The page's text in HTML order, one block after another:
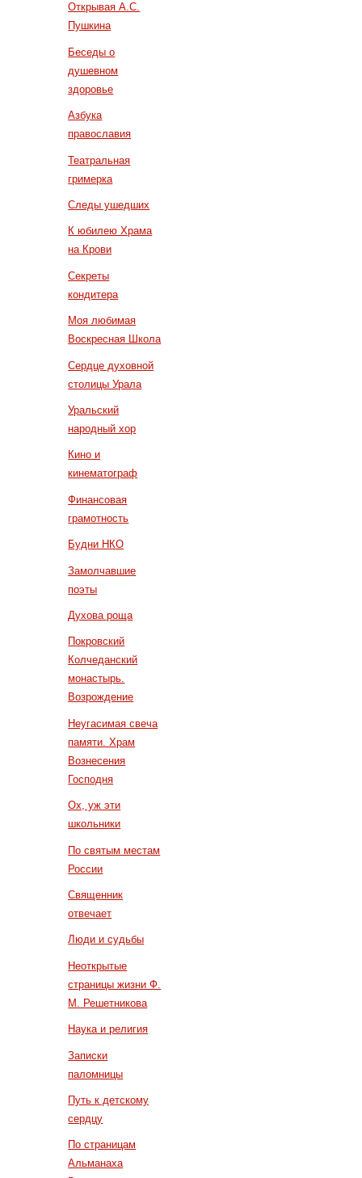
Открывая А.С.
Пушкина
Беседы о
душевном
здоровье
Азбука
православия
Театральная
гримерка
Следы ушедших
К юбилею Храма
на Крови
Секреты
кондитера
Моя любимая
Воскресная Школа
Сердце духовной
столицы Урала
Уральский
народный хор
Кино и
кинематограф
Финансовая
грамотность
Будни НКО
Замолчавшие
поэты
Духова роща
Покровский
Колчеданский
монастырь.
Возрождение
Неугасимая свеча
памяти. Храм
Вознесения
Господня
Ох, уж эти
школьники
По святым местам
России
Священник
отвечает
Люди и судьбы
Неоткрытые
страницы жизни Ф.
М. Решетникова
Наука и религия
Записки
паломницы
Путь к детскому
сердцу
По страницам
Альманаха